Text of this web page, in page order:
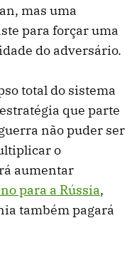
mas uma
para forçar uma
do adversário.
total do sistema
que parte
não puder ser
o
aumentar
para a Rússia,
também pagará